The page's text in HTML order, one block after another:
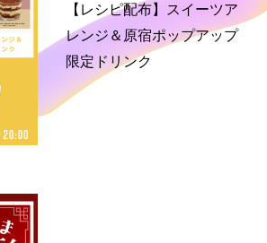
【レシピ配布】スイーツア
レンジ＆原宿ポップアップ
限定ドリンク